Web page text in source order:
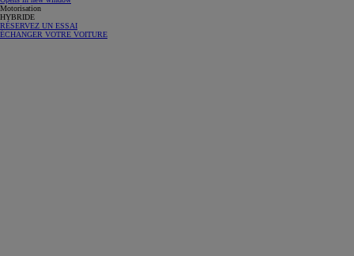
Motorisation
HYBRIDE
RÉSERVEZ UN ESSAI
ÉCHANGER VOTRE VOITURE